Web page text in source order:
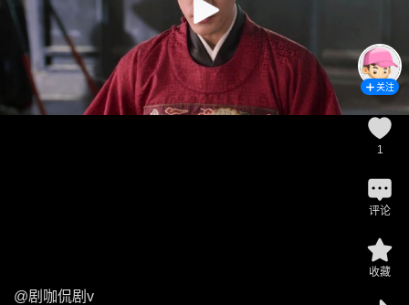
@剧咖侃剧v
关注
1
评论
收藏